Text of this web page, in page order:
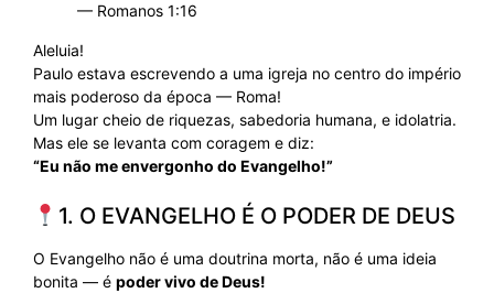
— Romanos 1:16
Aleluia!
Paulo estava escrevendo a uma igreja no centro do império
mais poderoso da época — Roma!
Um lugar cheio de riquezas, sabedoria humana, e idolatria.
Mas ele se levanta com coragem e diz:
“Eu não me envergonho do Evangelho!”
1. O EVANGELHO É O PODER DE DEUS
O Evangelho não é uma doutrina morta, não é uma ideia
bonita — é poder vivo de Deus!